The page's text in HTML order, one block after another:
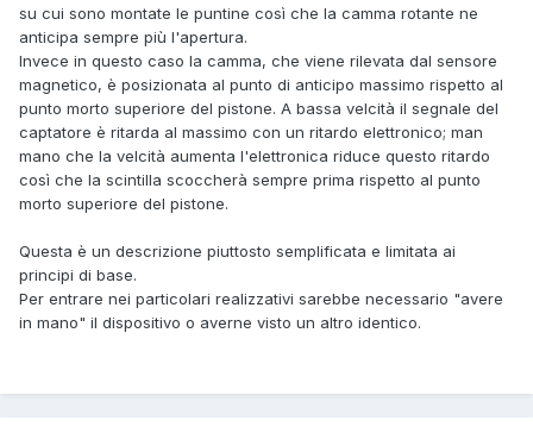
su cui sono montate le puntine così che la camma rotante ne
anticipa sempre più l'apertura.
Invece in questo caso la camma, che viene rilevata dal sensore
magnetico, è posizionata al punto di anticipo massimo rispetto al
punto morto superiore del pistone. A bassa velcità il segnale del
captatore è ritarda al massimo con un ritardo elettronico; man
mano che la velcità aumenta l'elettronica riduce questo ritardo
così che la scintilla scoccherà sempre prima rispetto al punto
morto superiore del pistone.
Questa è un descrizione piuttosto semplificata e limitata ai
principi di base.
Per entrare nei particolari realizzativi sarebbe necessario "avere
in mano" il dispositivo o averne visto un altro identico.